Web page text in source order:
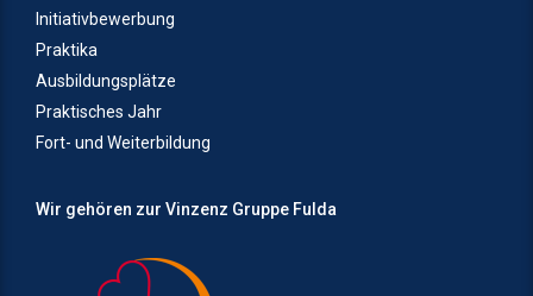
Initiativbewerbung
Praktika
Ausbildungsplätze
Praktisches Jahr
Fort- und Weiterbildung
Wir gehören zur Vinzenz Gruppe Fulda